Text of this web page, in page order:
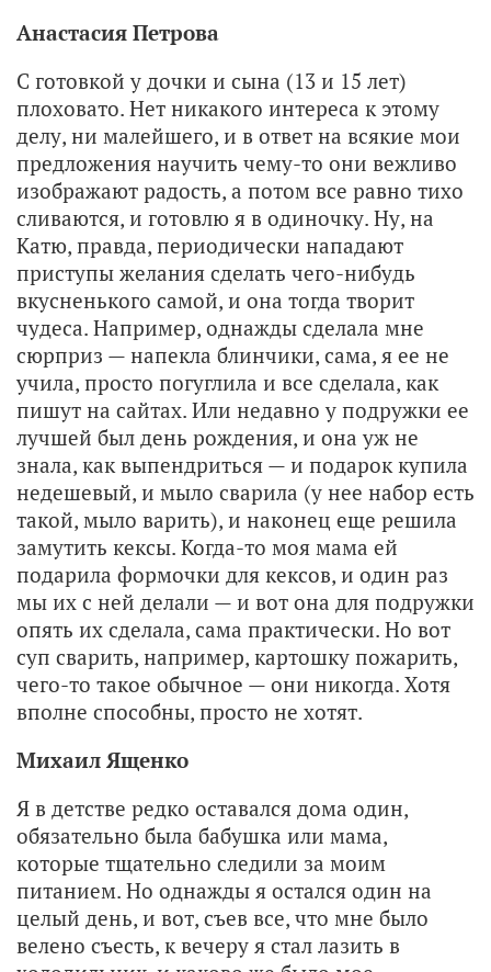
Анастасия Петрова
С готовкой у дочки и сына (13 и 15 лет)
плоховато. Нет никакого интереса к этому
делу, ни малейшего, и в ответ на всякие мои
предложения научить чему-то они вежливо
изображают радость, а потом все равно тихо
сливаются, и готовлю я в одиночку. ‏Ну, на
Катю, правда, периодически нападают
приступы желания сделать чего-нибудь
вкусненького самой, и она тогда творит
чудеса. Например, однажды сделала мне
сюрприз — напекла блинчики, сама, я ее не
учила, просто погуглила и все сделала, как
пишут на сайтах. Или недавно у подружки ее
лучшей был день рождения, и она уж не
знала, как выпендриться — и подарок купила
недешевый, и мыло сварила (у нее набор есть
такой, мыло варить), и наконец еще решила
замутить кексы. Когда-то моя мама ей
подарила формочки для кексов, и один раз
мы их с ней делали — и вот она для подружки
опять их сделала, сама практически. Но вот
суп сварить, например, картошку пожарить,
чего-то такое обычное — они никогда. Хотя
вполне способны, просто не хотят.
Михаил Ященко
Я в детстве редко оставался дома один,
обязательно была бабушка или мама,
которые тщательно следили за моим
питанием. Но однажды я остался один на
целый день, и вот, съев все, что мне было
велено съесть, к вечеру я стал лазить в